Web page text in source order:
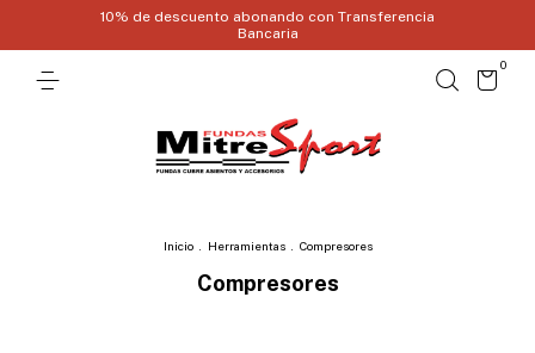
10% de descuento abonando con Transferencia
Bancaria
0
Inicio Herramientas Compresores
Compresores